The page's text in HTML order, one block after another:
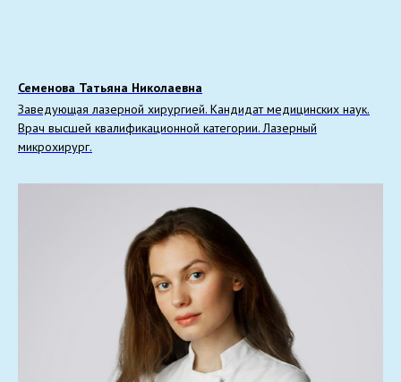
Семенова Татьяна Николаевна
Заведующая лазерной хирургией. Кандидат медицинских наук.
Врач высшей квалификационной категории. Лазерный
микрохирург.